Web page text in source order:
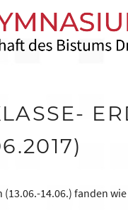
14.06.) fanden